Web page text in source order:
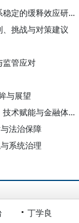
郭威 侯懿芮：金融科技对气候风险冲击农业体系稳定的缓释效应研究——兼论产业链和空间链的风险扩散机制
挑战与对策建议
监管应对
与展望
徐永利 赵亚斌：金融科技驱动新质生产力跃迁：技术赋能与金融体系重构
法治保障
系统治理
丁学良